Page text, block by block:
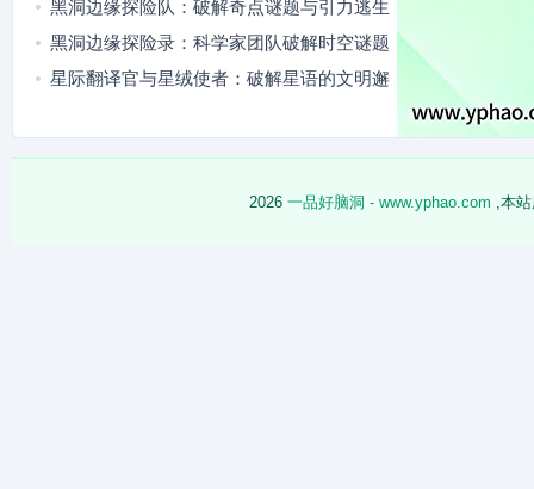
逅
黑洞边缘探险队：破解奇点谜题与引力逃生
黑洞边缘探险录：科学家团队破解时空谜题
星际翻译官与星绒使者：破解星语的文明邂
2026 一品好脑洞 - www.yphao.com ,本